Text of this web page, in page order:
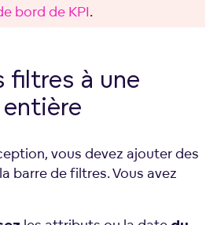
bord de KPI.
filtres à une
vous devez ajouter des
barre de filtres. Vous avez